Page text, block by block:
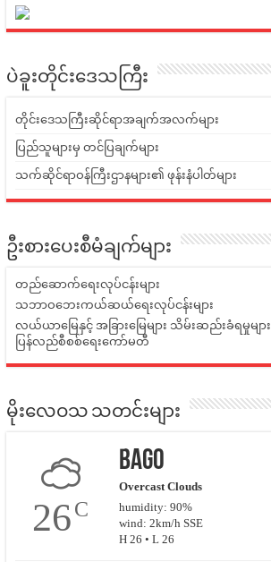
ပဲခူးတိုင်းဒေသကြီး
တိုင်းဒေသကြီးဆိုင်ရာအချက်အလက်များ
ပြည်သူများမှ တင်ပြချက်များ
သက်ဆိုင်ရာဝန်ကြီးဌာနများ၏ ဖုန်းနံပါတ်များ
ဦးစားပေးစီမံချက်များ
တည်ဆောက်ရေးလုပ်ငန်းများ
သဘာဝဘေးကယ်ဆယ်ရေးလုပ်ငန်းများ
လယ်ယာမြေနှင့် အခြားမြေများ သိမ်းဆည်းခံရမှုများ
ပြန်လည်စီစစ်ရေးကော်မတီ
မိုးလေဝသ သတင်းများ
26C
Bago
Overcast Clouds
humidity: 90%
wind: 2km/h SSE
H 26 • L 26